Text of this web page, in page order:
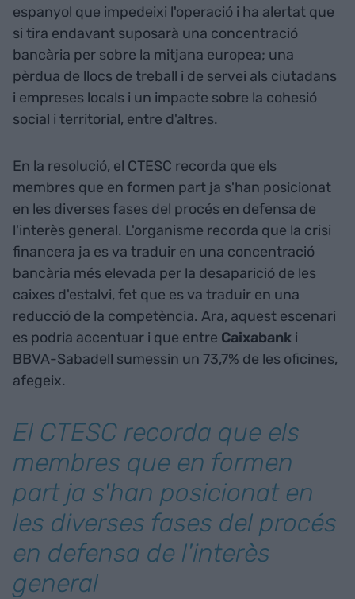
espanyol que impedeixi l'operació i ha alertat que
si tira endavant suposarà una concentració
bancària per sobre la mitjana europea; una
pèrdua de llocs de treball i de servei als ciutadans
i empreses locals i un impacte sobre la cohesió
social i territorial, entre d'altres.
En la resolució, el CTESC recorda que els
membres que en formen part ja s'han posicionat
en les diverses fases del procés en defensa de
l'interès general. L'organisme recorda que la crisi
financera ja es va traduir en una concentració
bancària més elevada per la desaparició de les
caixes d'estalvi, fet que es va traduir en una
reducció de la competència. Ara, aquest escenari
es podria accentuar i que entre Caixabank i
BBVA-Sabadell sumessin un 73,7% de les oficines,
afegeix.
El CTESC recorda que els
membres que en formen
part ja s'han posicionat en
les diverses fases del procés
en defensa de l'interès
general